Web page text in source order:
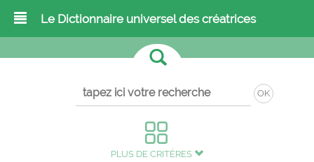
Le Dictionnaire universel des créatrices
OK
PLUS DE CRITÈRES